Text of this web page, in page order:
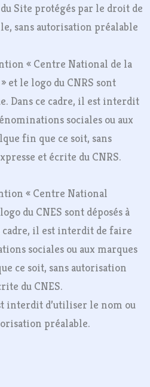
Site protégés par le droit de
sans autorisation préalable
« Centre National de la
et le logo du CNRS sont
Dans ce cadre, il est interdit
sociales ou aux
fin que ce soit, sans
et écrite du CNRS.
« Centre National
du CNES sont déposés à
cadre, il est interdit de faire
sociales ou aux marques
ce soit, sans autorisation
du CNES.
interdit d’utiliser le nom ou
préalable.